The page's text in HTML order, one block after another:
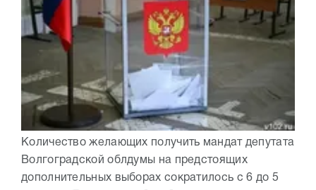
Количество желающих получить мандат депутата
Волгоградской облдумы на предстоящих
дополнительных выборах сократилось с 6 до 5